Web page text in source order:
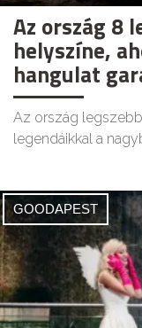
Az ország 8
helyszíne,
hangulat
Az ország
legendáikkal a
GOODAPEST